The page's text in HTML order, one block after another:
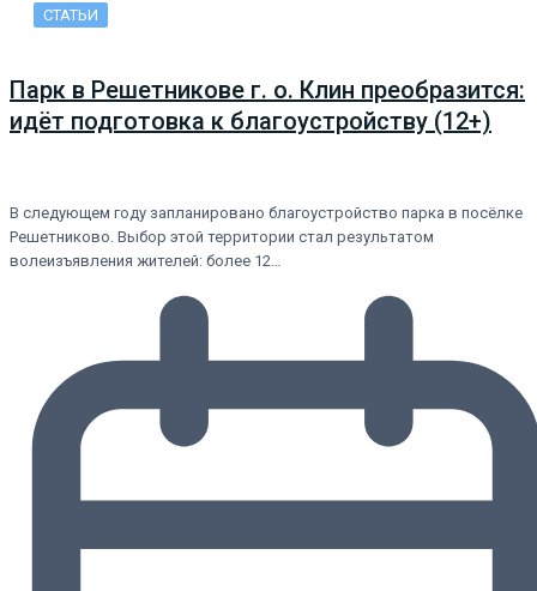
СТАТЬИ
Парк в Решетникове г. о. Клин преобразится:
идёт подготовка к благоустройству (12+)
В следующем году запланировано благоустройство парка в посёлке
Решетниково. Выбор этой территории стал результатом
волеизъявления жителей: более 12…